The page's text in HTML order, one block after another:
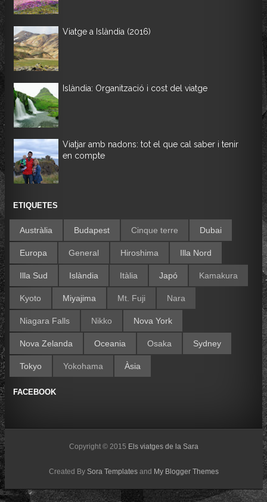
Viatge a Islàndia (2016)
Islàndia: Organització i cost del viatge
Viatjar amb nadons: tot el que cal saber i tenir
en compte
ETIQUETES
Austràlia Budapest Cinque terre Dubai
Europa General Hiroshima Illa Nord
Illa Sud Islàndia Itàlia Japó Kamakura
Kyoto Miyajima Mt. Fuji Nara
Niagara Falls Nikko Nova York
Nova Zelanda Oceania Osaka Sydney
Tokyo Yokohama Àsia
FACEBOOK
Copyright © 2015 Els viatges de la Sara
Created BySora Templates and My Blogger Themes